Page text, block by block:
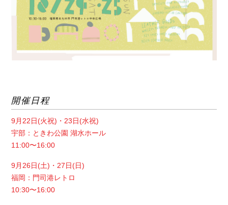
開催日程
9月22日(火祝)・23日(水祝)
宇部：ときわ公園 湖水ホール
11:00〜16:00
9月26日(土)・27日(日)
福岡：門司港レトロ
10:30〜16:00